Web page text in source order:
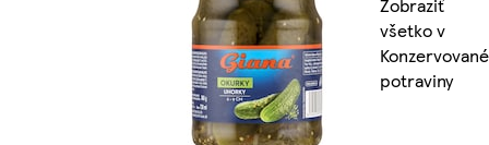
Zobraziť
všetko v
Konzervované
potraviny